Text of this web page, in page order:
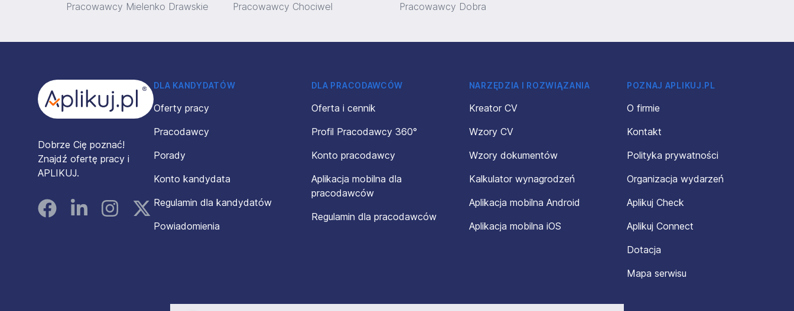
Pracowawcy Mielenko Drawskie
Pracowawcy Chociwel Pracowawcy Dobra
Dobrze Cię poznać!
Znajdź ofertę pracy i
APLIKUJ.
FacebookLinked InInstagramInstagram
DLA KANDYDATÓW
Oferty pracy
Pracodawcy
Porady
Konto kandydata
Regulamin dla kandydatów
Powiadomienia
DLA PRACODAWCÓW
Oferta i cennik
Profil Pracodawcy 360°
Konto pracodawcy
Aplikacja mobilna dla
pracodawców
Regulamin dla pracodawców
NARZĘDZIA I ROZWIĄZANIA
Kreator CV
Wzory CV
Wzory dokumentów
Kalkulator wynagrodzeń
Aplikacja mobilna Android
Aplikacja mobilna iOS
POZNAJ APLIKUJ.PL
O firmie
Kontakt
Polityka prywatności
Organizacja wydarzeń
Aplikuj Check
Aplikuj Connect
Dotacja
Mapa serwisu